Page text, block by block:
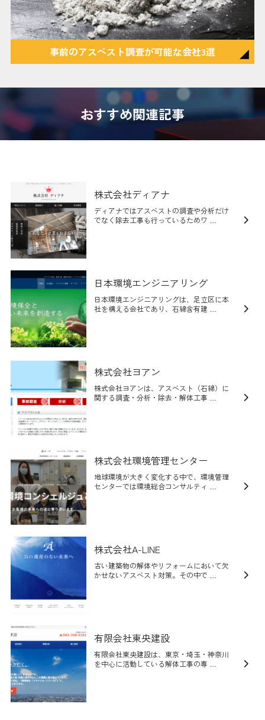
事前のアスベスト調査が可能な会社3選
おすすめ関連記事
株式会社ディアナ
ディアナではアスベストの調査や分析だけ
でなく除去工事も行っているためワ ....
日本環境エンジニアリング
日本環境エンジニアリングは、足立区に本
社を構える会社であり、石綿含有建 ....
株式会社ヨアン
株式会社ヨアンは、アスベスト（石綿）に
関する調査・分析・除去・解体工事 ....
株式会社環境管理センター
地球環境が大きく変化する中で、環境管理
センターでは環境総合コンサルティ ....
株式会社A-LINE
古い建築物の解体やリフォームにおいて欠
かせないアスベスト対策。その中で ....
有限会社東央建設
有限会社東央建設は、東京・埼玉・神奈川
を中心に活動している解体工事の専 ....